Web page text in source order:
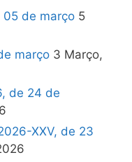
05 de março 5
março 3 Março,
de 24 de
XXV, de 23